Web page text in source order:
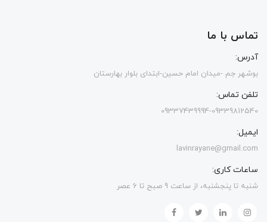
تماس با ما
آدرس:
بوشهر جم -میدان امام حسین-ابتدای بلوار بهارستان
تلفن تماس:
09337439994-09339812540
ایمیل:
lavinrayane@gmail.com
ساعات کاری:
شنبه تا پنجشنبه، از ساعت 9 صبح تا 6 عصر